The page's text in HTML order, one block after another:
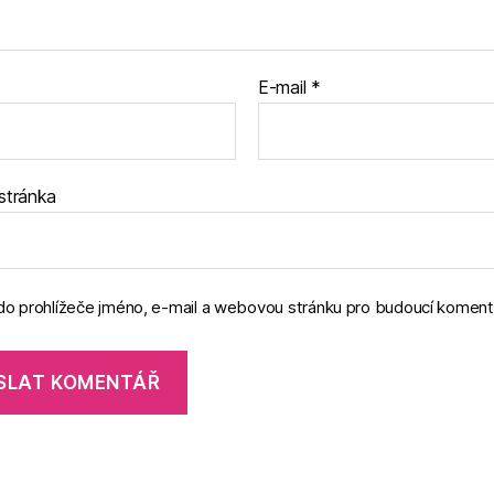
E-mail *
prohlížeče jméno, e-mail a webovou stránku pro budoucí